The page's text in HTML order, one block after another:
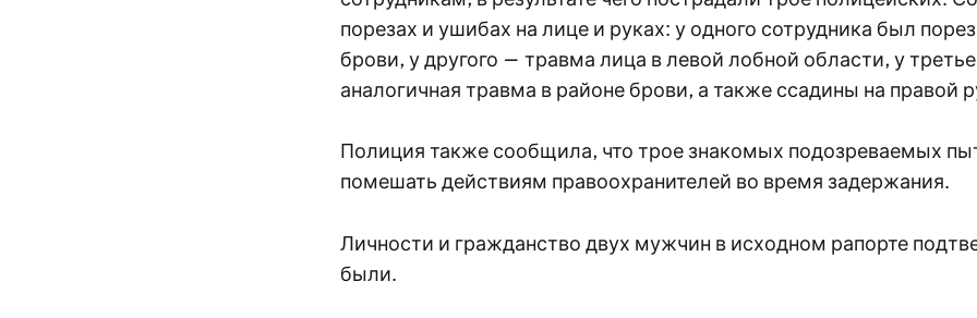
порезах и ушибах на лице и руках: у одного сотрудника был
брови, у другого — травма лица в левой лобной области, у
аналогичная травма в районе брови, а также ссадины на правой
Полиция также сообщила, что трое знакомых подозреваемых
помешать действиям правоохранителей во время задержания.
Личности и гражданство двух мужчин в исходном рапорте
были.